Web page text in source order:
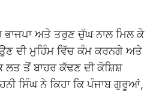
ਭਾਜਪਾ ਅਤੇ ਤਰੁਣ ਚੁੱਘ ਨਾਲ ਮਿਲ ਕੇ
ਦੀ ਮੁਹਿੰਮ ਵਿੱਚ ਕੰਮ ਕਰਨਗੇ ਅਤੇ
ਲਤ ਤੋਂ ਬਾਹਰ ਕੱਢਣ ਦੀ ਕੋਸ਼ਿਸ਼
ਸਿੰਘ ਨੇ ਕਿਹਾ ਕਿ ਪੰਜਾਬ ਗੁਰੂਆਂ,